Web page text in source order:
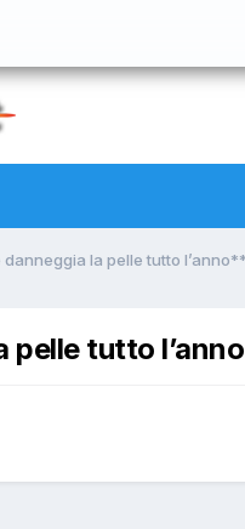
la pelle tutto
pelle tutto